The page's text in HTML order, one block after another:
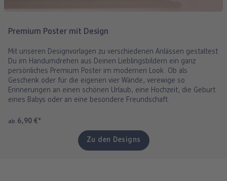
Premium Poster mit Design
Mit unseren Designvorlagen zu verschiedenen Anlässen gestaltest
Du im Handumdrehen aus Deinen Lieblingsbildern ein ganz
persönliches Premium Poster im modernen Look. Ob als
Geschenk oder für die eigenen vier Wände, verewige so
Erinnerungen an einen schönen Urlaub, eine Hochzeit, die Geburt
eines Babys oder an eine besondere Freundschaft.
ab 6,90 €*
Zu den Designs